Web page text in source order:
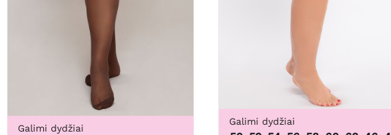
Galimi dydžiai
Galimi dydžiai